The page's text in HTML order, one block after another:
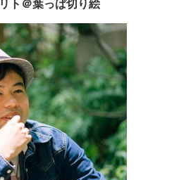
リト＠葉っぱ切り絵